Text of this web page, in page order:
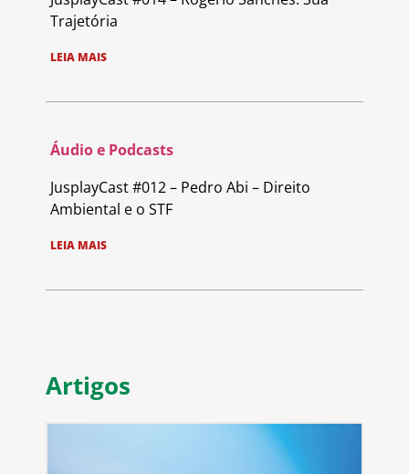
Trajetória
LEIA MAIS
Áudio e Podcasts
JusplayCast #012 – Pedro Abi – Direito
Ambiental e o STF
LEIA MAIS
Artigos